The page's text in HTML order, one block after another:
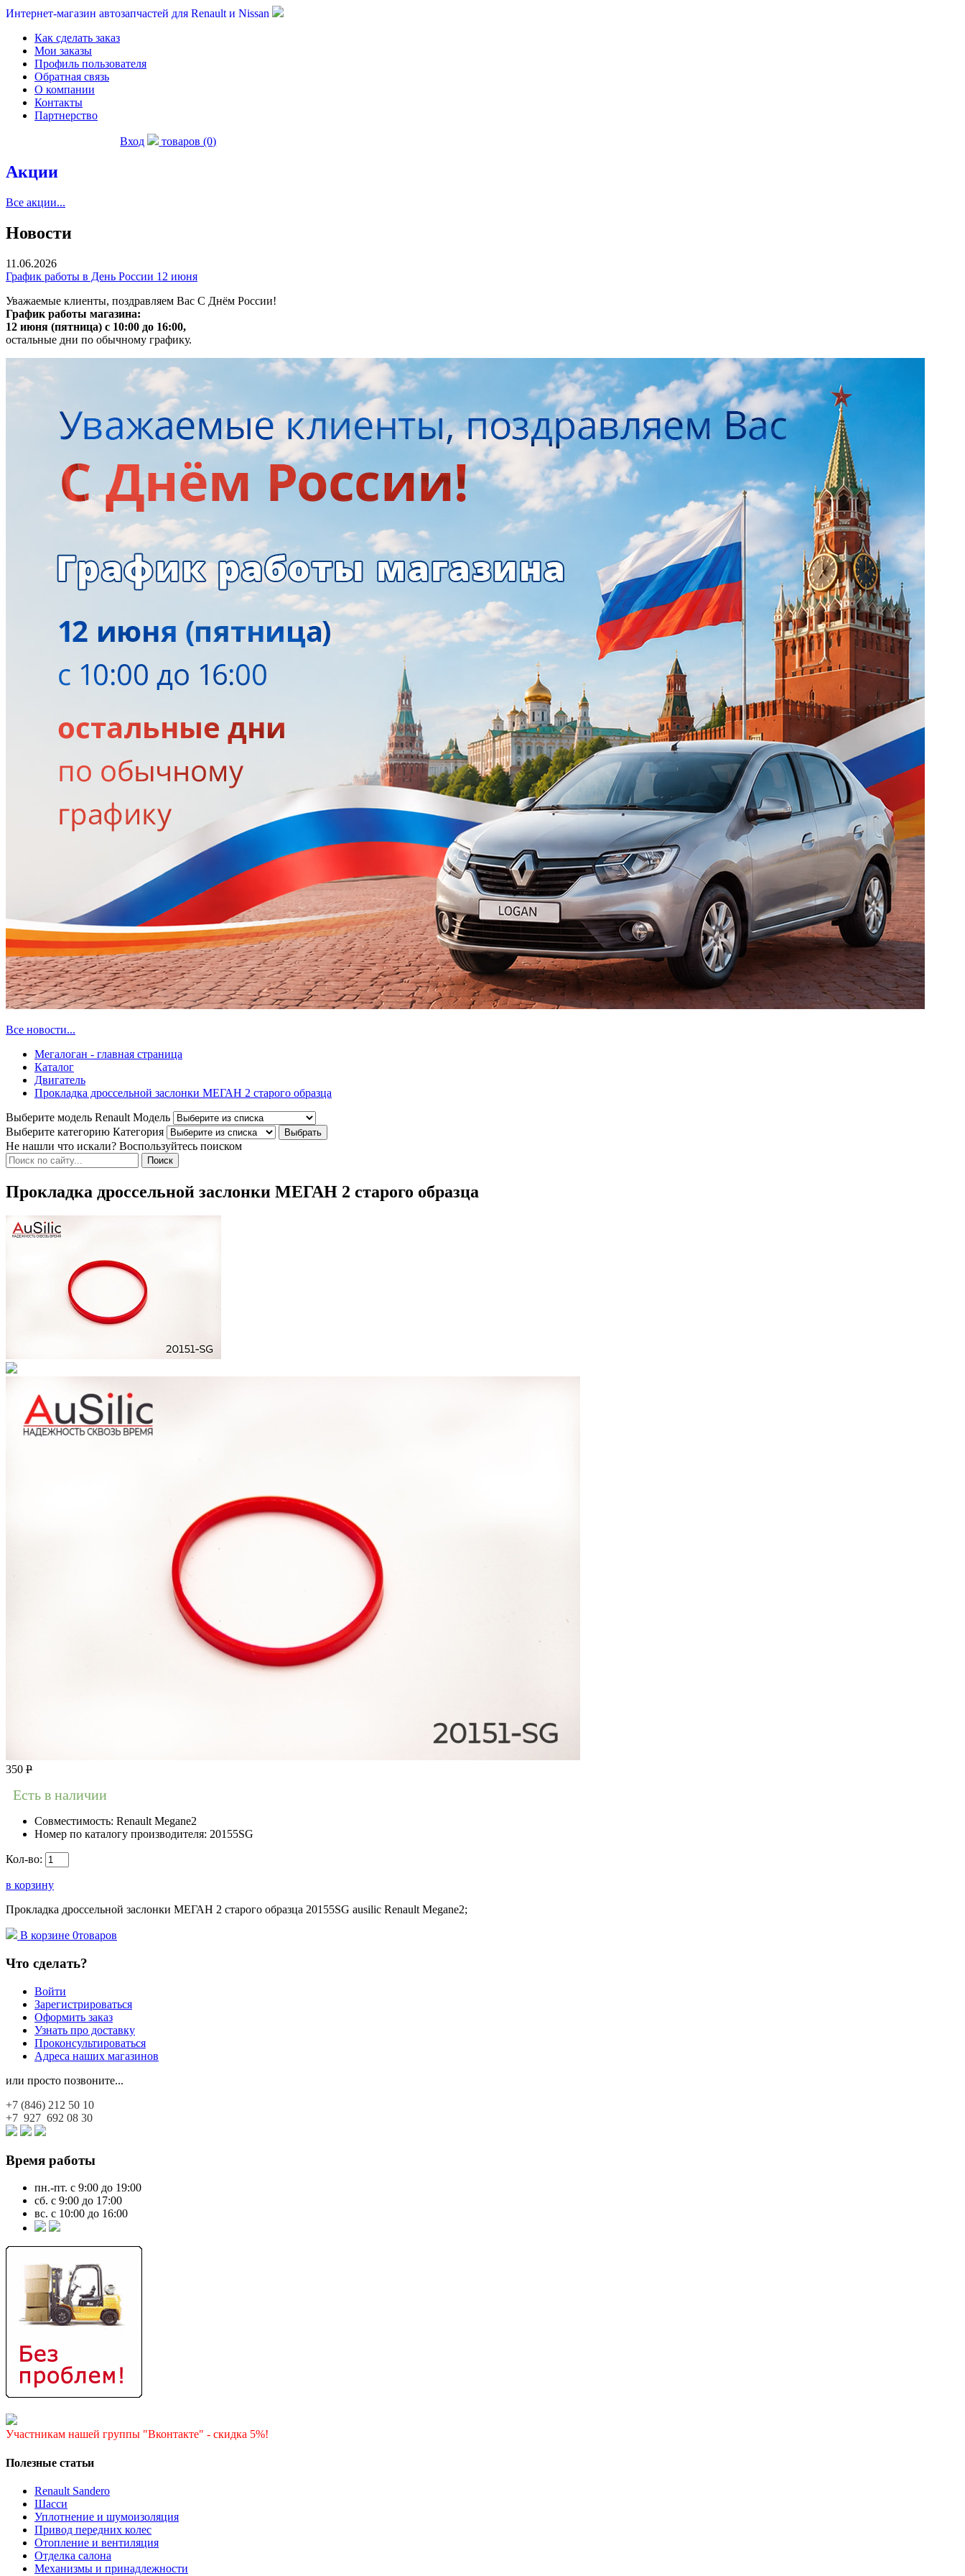
Интернет-магазин автозапчастей для Renault и Nissan
Как сделать заказ
Мои заказы
Профиль пользователя
Обратная связь
О компании
Контакты
Партнерство
Вход товаров (0)
Акции
Все акции...
Новости
11.06.2026
График работы в День России 12 июня
Уважаемые клиенты, поздравляем Вас С Днём России!
График работы магазина:
12 июня (пятница) с 10:00 до 16:00,
остальные дни по обычному графику.
Все новости...
Мегалоган - главная страница
Каталог
Двигатель
Прокладка дроссельной заслонки МЕГАН 2 старого образца
Выберите модель Renault Модель
Выберите категорию Категория
Не нашли что искали? Воспользуйтесь поиском
Прокладка дроссельной заслонки МЕГАН 2 старого образца
350 Р
Есть в наличии
Совместимость: Renault Megane2
Номер по каталогу производителя: 20155SG
Кол-во:
в корзину
Прокладка дроссельной заслонки МЕГАН 2 старого образца 20155SG ausilic Renault Megane2;
В корзине 0товаров
Что сделать?
Войти
Зарегистрироваться
Оформить заказ
Узнать про доставку
Проконсультироваться
Адреса наших магазинов
или просто позвоните...
+7 (846) 212 50 10
+7 927 692 08 30
Время работы
пн.-пт. с 9:00 до 19:00
сб. с 9:00 до 17:00
вс. с 10:00 до 16:00
Участникам нашей группы "Вконтакте" - скидка 5%!
Полезные статьи
Renault Sandero
Шасси
Уплотнение и шумоизоляция
Привод передних колес
Отопление и вентиляция
Отделка салона
Механизмы и принадлежности